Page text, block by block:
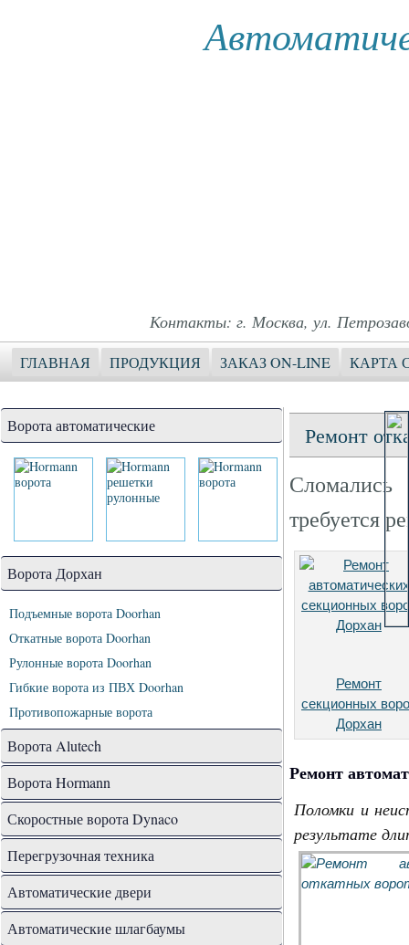
Контакты: г. Москва, ул.
ГЛАВНАЯ ПРОДУКЦИЯ ЗАКАЗ ON-LINE КАРТА
Ворота автоматические
Ворота Дорхан
Подъемные ворота Doorhan
Откатные ворота Doorhan
Рулонные ворота Doorhan
Гибкие ворота из ПВХ Doorhan
Противопожарные ворота
Ворота Alutech
Ворота Hormann
Скоростные ворота Dynaco
Перегрузочная техника
Автоматические двери
Автоматические шлагбаумы
Ремонт
Сломались
требуется
Ремонт
секционных
Дорхан
Ремонт
Поломки и
результате